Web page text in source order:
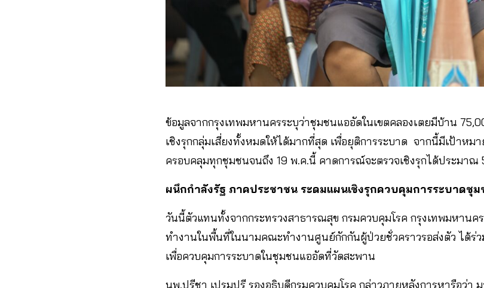
ข้อมูลจากกรุงเทพมหานคร​ระบุว่าชุมชนแออัดในเขตคลองเตยมีบ้าน​
เชิงรุกกลุ่มเสี่ยงทั้งหมดให้ได้มากที่สุด​ เพื่อยุติการระบาด​ จากนี้มีเป้าหม
ครอบคลุมทุกชุมชนจนถึง ​19 ​พ.ค.นี้ คาดการณ์จะตรวจเชิงรุกได้ประมาณ​
ผนึกกำลังรัฐ​ ภาคประชาชน​ ระดมแผนเชิงรุกควบคุมการระบาดชุม
วันนี้ตัวแทนทั้งจากกระทรวงสาธารณสุข กรมควบคุมโรค กรุงเทพมหานค
ทำงานในพื้นที่​ในนามคณะทำงานศูนย์กักกันผู้ป่วยชั่วคราวรอส่งตัว​ ได้ร่
เพื่อควบคุมการระบาดในชุมชนแออัด​ที่วัดสะพาน
นพ.ปรีชา​ เปรมปรี รองอธิบดีกรมควบคุมโรค​ กล่าวภายหลังการหารือ​ว่า​